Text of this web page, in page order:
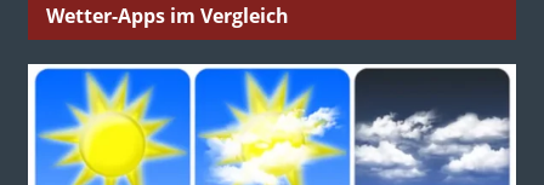
Wetter-Apps im Vergleich